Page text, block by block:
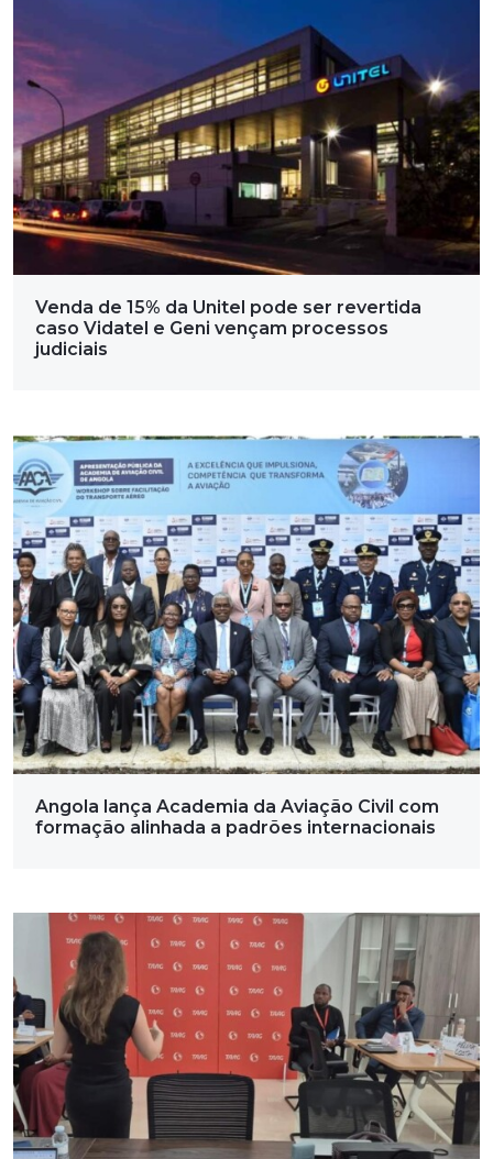
Venda de 15% da Unitel pode ser revertida
caso Vidatel e Geni vençam processos
judiciais
Angola lança Academia da Aviação Civil com
formação alinhada a padrões internacionais